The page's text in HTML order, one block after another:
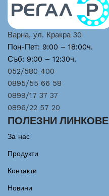
Варна, ул. Кракра 30
Пон-Пет: 9:00 – 18:00ч.
Съб: 9:00 – 12:30ч.
052/580 400
0895/55 66 58
0899/17 37 37
0896/22 57 20
ПОЛЕЗНИ ЛИНКОВЕ
За нас
Продукти
Контакти
Новини